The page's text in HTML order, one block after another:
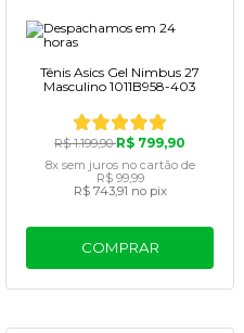
Tênis Asics Gel Nimbus 27
Masculino 1011B958-403
R$ 1.199,90R$ 799,90
8x sem juros no cartãode
R$ 99,99
R$ 743,91 no pix
COMPRAR